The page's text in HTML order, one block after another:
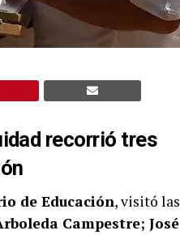
recorrió tres
de Educación, visitó las
Campestre; José